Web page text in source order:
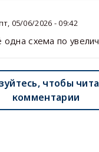
пт, 05/06/2026 - 09:42
одна схема по
чтобы
комментарии